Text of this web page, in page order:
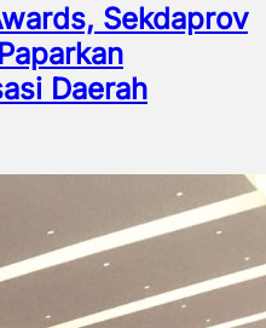
Sekdaprov
Daerah